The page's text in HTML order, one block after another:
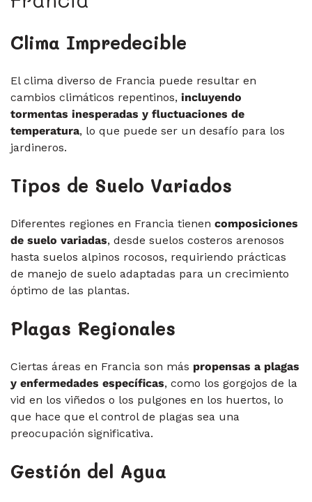
Clima Impredecible
El clima diverso de Francia puede resultar en
cambios climáticos repentinos, incluyendo
tormentas inesperadas y fluctuaciones de
temperatura, lo que puede ser un desafío para los
jardineros.
Tipos de Suelo Variados
Diferentes regiones en Francia tienen composiciones
de suelo variadas, desde suelos costeros arenosos
hasta suelos alpinos rocosos, requiriendo prácticas
de manejo de suelo adaptadas para un crecimiento
óptimo de las plantas.
Plagas Regionales
Ciertas áreas en Francia son más propensas a plagas
y enfermedades específicas, como los gorgojos de la
vid en los viñedos o los pulgones en los huertos, lo
que hace que el control de plagas sea una
preocupación significativa.
Gestión del Agua